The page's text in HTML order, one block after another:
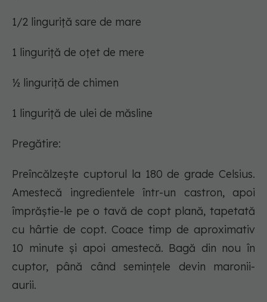
1/2 linguriță sare de mare
1 linguriță de oțet de mere
½ linguriță de chimen
1 linguriță de ulei de măsline
Pregătire:
Preîncălzește cuptorul la 180 de grade Celsius.
Amestecă ingredientele într-un castron, apoi
împrăștie-le pe o tavă de copt plană, tapetată
cu hârtie de copt. Coace timp de aproximativ
10 minute și apoi amestecă. Bagă din nou în
cuptor, până când semințele devin maronii-
aurii.